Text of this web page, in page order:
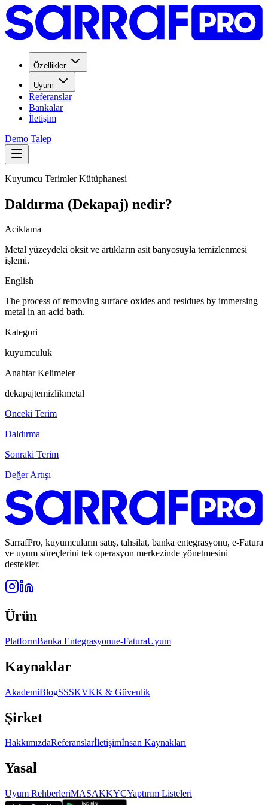
Özellikler
Uyum
Referanslar
Bankalar
İletişim
Demo Talep
Kuyumcu Terimler Kütüphanesi
Daldırma (Dekapaj) nedir?
Aciklama
Metal yüzeydeki oksit ve artıkların asit banyosuyla temizlenmesi
işlemi.
English
The process of removing surface oxides and residues by immersing
metal in an acid bath.
Kategori
kuyumculuk
Anahtar Kelimeler
dekapajtemizlikmetal
Onceki Terim
Daldırma
Sonraki Terim
Değer Artışı
SarrafPro, kuyumcuların satış, tahsilat, banka entegrasyonu, e-Fatura
ve uyum süreçlerini tek operasyon merkezinde yönetmesini
destekler.
Ürün
PlatformBanka Entegrasyonue-FaturaUyum
Kaynaklar
AkademiBlogSSSKVKK & Güvenlik
Şirket
HakkımızdaReferanslarİletişimİnsan Kaynakları
Yasal
Uyum RehberleriMASAKKYCYaptırım Listeleri